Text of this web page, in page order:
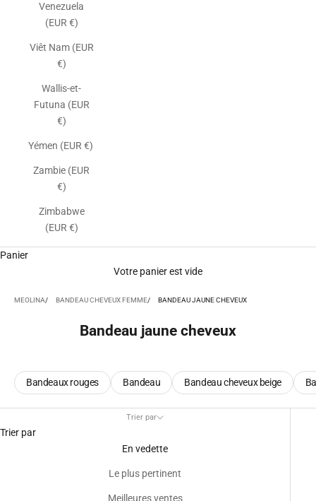
Venezuela
(EUR €)
Viêt Nam (EUR
€)
Wallis-et-
Futuna (EUR
€)
Yémen (EUR €)
Zambie (EUR
€)
Zimbabwe
(EUR €)
Panier
Votre panier est vide
MEOLINA BANDEAU CHEVEUX FEMME BANDEAU JAUNE CHEVEUX
Bandeau jaune cheveux
Bandeaux rouges Bandeau Bandeau cheveux beige
Trier par
Trier par
En vedette
Le plus pertinent
Meilleures ventes